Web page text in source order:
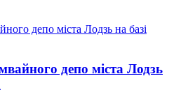
депо міста Лодзь